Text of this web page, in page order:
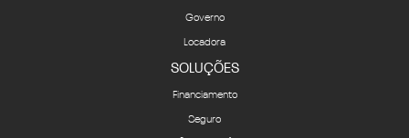
Governo
Locadora
SOLUÇÕES
Financiamento
Seguro